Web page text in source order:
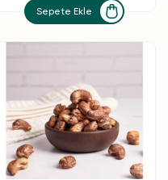
Sepete Ekle